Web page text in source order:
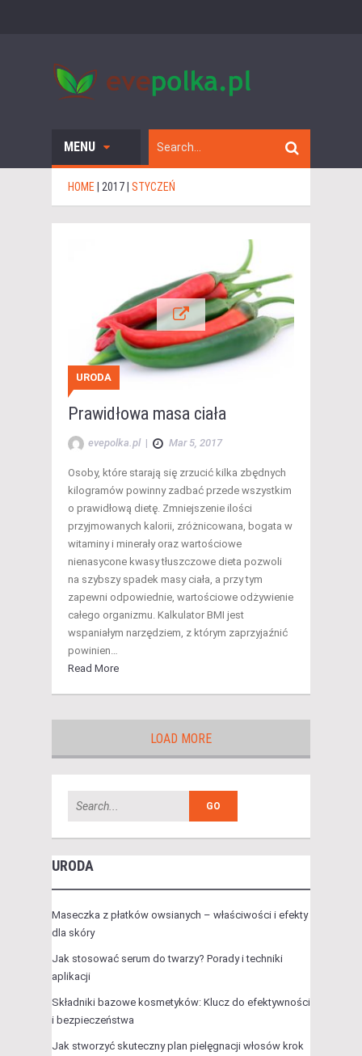
MENU
HOME | 2017| STYCZEŃ
URODA
Prawidłowa masa ciała
evepolka.pl | Mar 5, 2017
Osoby, które starają się zrzucić kilka zbędnych
kilogramów powinny zadbać przede wszystkim
o prawidłową dietę. Zmniejszenie ilości
przyjmowanych kalorii, zróżnicowana, bogata w
witaminy i minerały oraz wartościowe
nienasycone kwasy tłuszczowe dieta pozwoli
na szybszy spadek masy ciała, a przy tym
zapewni odpowiednie, wartościowe odżywienie
całego organizmu. Kalkulator BMI jest
wspaniałym narzędziem, z którym zaprzyjaźnić
powinien…
Read More
LOAD MORE
URODA
Maseczka z płatków owsianych – właściwości i efekty
dla skóry
Jak stosować serum do twarzy? Porady i techniki
aplikacji
Składniki bazowe kosmetyków: Klucz do efektywności
i bezpieczeństwa
Jak stworzyć skuteczny plan pielęgnacji włosów krok